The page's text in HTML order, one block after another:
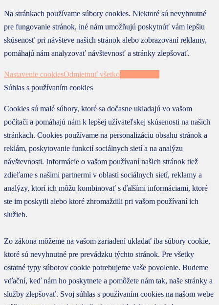
Na stránkach používame súbory cookies. Niektoré sú nevyhnutné
pre fungovanie stránok, iné nám umožňujú poskytnúť vám lepšiu
skúsenosť pri návšteve našich stránok alebo zobrazovaní reklamy,
pomáhajú nám analyzovať návštevnosť a stránky zlepšovať.
Nastavenie cookiesOdmietnuť všetko
Súhlas s používaním cookies
Cookies sú malé súbory, ktoré sa dočasne ukladajú vo vašom
počítači a pomáhajú nám k lepšej užívateľskej skúsenosti na našich
stránkach. Cookies používame na personalizáciu obsahu stránok a
reklám, poskytovanie funkcií sociálnych sietí a na analýzu
návštevnosti. Informácie o vašom používaní našich stránok tiež
zdieľame s našimi partnermi v oblasti sociálnych sietí, reklamy a
analýzy, ktorí ich môžu kombinovať s ďalšími informáciami, ktoré
ste im poskytli alebo ktoré zhromaždili pri vašom používaní ich
služieb.
Zo zákona môžeme na vašom zariadení ukladať iba súbory cookie,
ktoré sú nevyhnutné pre prevádzku týchto stránok. Pre všetky
ostatné typy súborov cookie potrebujeme vaše povolenie. Budeme
vďační, keď nám ho poskytnete a pomôžete nám tak, naše stránky a
služby zlepšovať. Svoj súhlas s používaním cookies na našom webe